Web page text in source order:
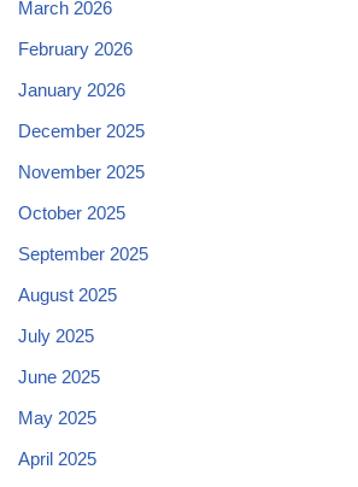
March 2026
February 2026
January 2026
December 2025
November 2025
October 2025
September 2025
August 2025
July 2025
June 2025
May 2025
April 2025